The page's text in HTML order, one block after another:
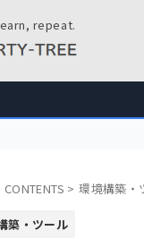
repeat.
CONTENTS > 環境構築・
築・ツール